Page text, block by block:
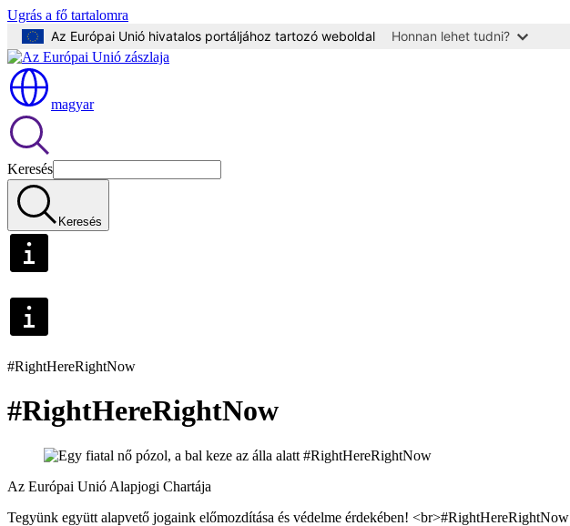
Ugrás a fő tartalomra
Az Európai Unió hivatalos portáljához tartozó weboldal
Honnan lehet tudni?
magyar
Keresés
Keresés
#RightHereRightNow
#RightHereRightNow
Az Európai Unió Alapjogi Chartája
Tegyünk együtt alapvető jogaink előmozdítása és védelme érdekében! <br>#RightHereRightNow